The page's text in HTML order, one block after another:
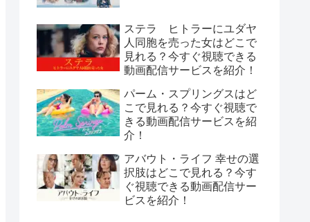
ステラ ヒトラーにユダヤ
人同胞を売った女はどこで
見れる？今すぐ視聴できる
動画配信サービスを紹介！
パーム・スプリングスはど
こで見れる？今すぐ視聴で
きる動画配信サービスを紹
介！
アバウト・ライフ 幸せの選
択肢はどこで見れる？今す
ぐ視聴できる動画配信サー
ビスを紹介！